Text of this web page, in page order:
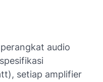
audio
setiap amplifier